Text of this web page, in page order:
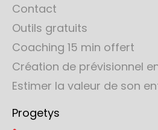
Contact
Outils gratuits
Coaching 15 min offert
Création de prévisionnel
Estimer la valeur de son
Progetys